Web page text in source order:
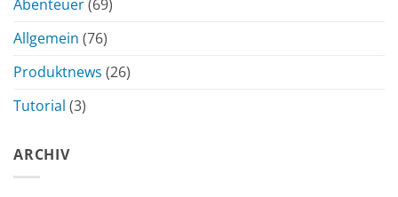
Abenteuer(69)
Allgemein (76)
Produktnews (26)
Tutorial (3)
ARCHIV